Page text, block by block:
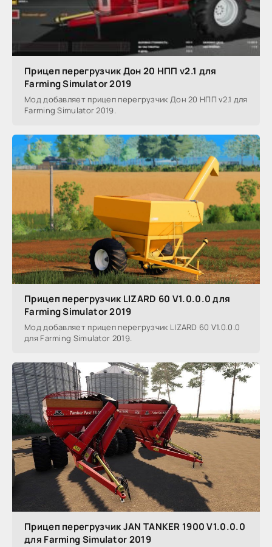
Прицеп перегрузчик Дон 20 НПП v2.1 для
Farming Simulator 2019
Мод добавляет прицеп перегрузчик Дон 20 НПП v2.1 для
Farming Simulator 2019.
Прицеп перегрузчик LIZARD 60 V1.0.0.0 для
Farming Simulator 2019
Мод добавляет прицеп перегрузчик LIZARD 60 V1.0.0.0
для Farming Simulator 2019.
Прицеп перегрузчик JAN TANKER 1900 V1.0.0.0
для Farming Simulator 2019